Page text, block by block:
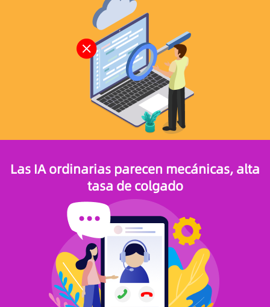
Las IA ordinarias parecen mecánicas, alta
tasa de colgado